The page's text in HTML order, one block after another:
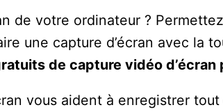
de votre ordinateur ?
une capture d’écran avec la
de capture vidéo d’écran
vous aident à enregistrer